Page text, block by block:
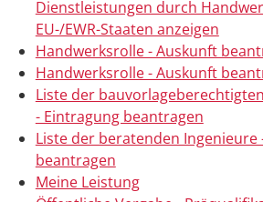
Dienstleistungen durch
EU-/EWR-Staaten anzeigen
Handwerksrolle - Auskunft
Handwerksrolle - Auskunft
Liste der
- Eintragung beantragen
Liste der beratenden Ingenieure
beantragen
Meine Leistung